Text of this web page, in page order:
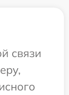
связи